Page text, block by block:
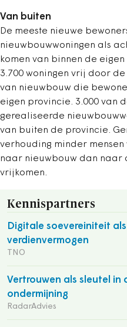
Van buiten
De meeste nieuwe
nieuwbouwwoningen als
komen van binnen de
3.700 woningen vrij door
van nieuwbouw die
eigen provincie. 3.000 van
gerealiseerde
van buiten de provincie.
verhouding minder
naar nieuwbouw dan naar
vrijkomen.
Kennispartners
Digitale soevereiniteit
verdienvermogen
TNO
Vertrouwen als sleutel in
ondermijning
RadarAdvies